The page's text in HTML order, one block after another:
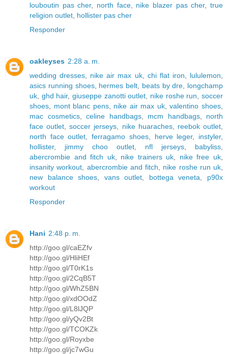
louboutin pas cher, north face, nike blazer pas cher,true
religion outlet hollister pas cher
Responder
oakleyses 2:28 a. m.
wedding dresses
nike air max uk, chi flat iron lululemon
asics running shoes, hermes belt beats by dre
longchamp
uk ghd hair,giuseppe zanotti outlet nike roshe run ,soccer
shoes
mont blanc pens, nike air max uk,valentino shoes
mac cosmetics, celine handbags, mcm handbags, north
face outlet ,soccer jerseys nike huaraches, reebok outlet
north face outlet ,ferragamo shoes, herve leger, instyler,
hollister, jimmy choo outlet nfl jerseys babyliss
abercrombie and fitch uk, nike trainers uk nike free uk
insanity workout
abercrombie and fitch nike roshe run uk
new balance shoes
vans outlet bottega veneta
p90x
workout
Responder
Hani 2:48 p. m.
http://goo.gl/caEZfv
http://goo.gl/HliHEf
http://goo.gl/T0rK1s
http://goo.gl/2CqB5T
http://goo.gl/WhZ5BN
http://goo.gl/xdOOdZ
http://goo.gl/L8lJQP
http://goo.gl/yQv2Bt
http://goo.gl/TCOKZk
http://goo.gl/Royxbe
http://goo.gl/jc7wGu